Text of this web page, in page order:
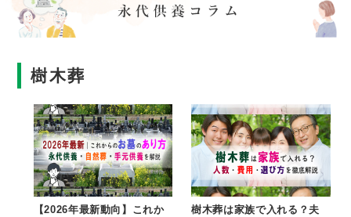
樹木葬
【2026年最新動向】これか
樹木葬は家族で入れる？夫